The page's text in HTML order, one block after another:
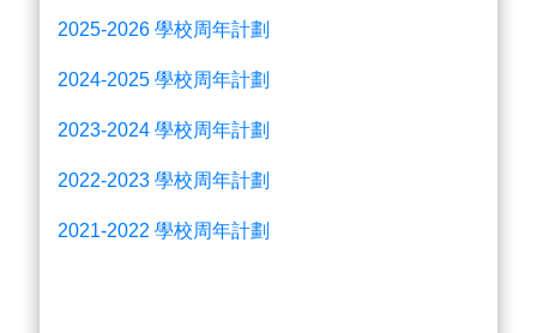
2025-2026 學校周年計劃
2024-2025 學校周年計劃
2023-2024 學校周年計劃
2022-2023 學校周年計劃
2021-2022 學校周年計劃